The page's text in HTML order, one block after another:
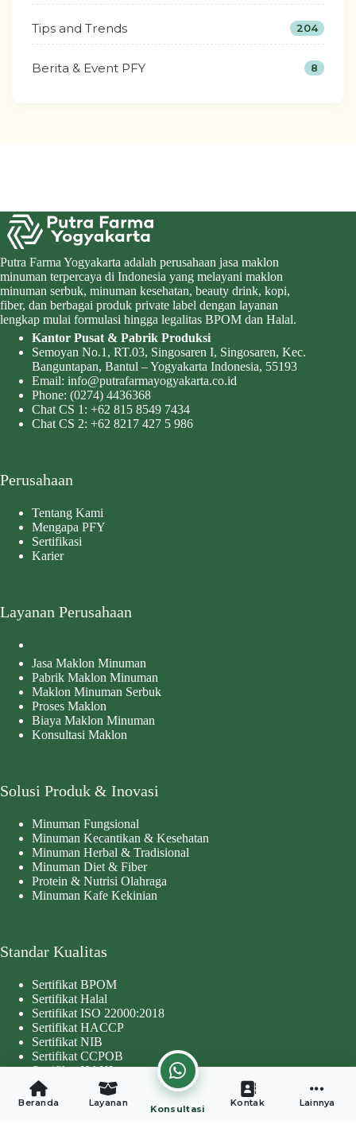
Tips and Trends 204
Berita & Event PFY 8
Putra Farma Yogyakarta adalah perusahaan jasa maklon
minuman terpercaya di Indonesia yang melayani maklon
minuman serbuk, minuman kesehatan, beauty drink, kopi,
fiber, dan berbagai produk private label dengan layanan
lengkap mulai formulasi hingga legalitas BPOM dan Halal.
Kantor Pusat & Pabrik Produksi
Semoyan No.1, RT.03, Singosaren I, Singosaren, Kec.
Banguntapan, Bantul – Yogyakarta Indonesia, 55193
Email: info@putrafarmayogyakarta.co.id
Phone: (0274) 4436368
Chat CS 1: +62 815 8549 7434
Chat CS 2: +62 8217 427 5 986
Perusahaan
Tentang Kami
Mengapa PFY
Sertifikasi
Karier
Layanan Perusahaan
Jasa Maklon Minuman
Pabrik Maklon Minuman
Maklon Minuman Serbuk
Proses Maklon
Biaya Maklon Minuman
Konsultasi Maklon
Solusi Produk & Inovasi
Minuman Fungsional
Minuman Kecantikan & Kesehatan
Minuman Herbal & Tradisional
Minuman Diet & Fiber
Protein & Nutrisi Olahraga
Minuman Kafe Kekinian
Standar Kualitas
Sertifikat BPOM
Sertifikat Halal
Sertifikat ISO 22000:2018
Sertifikat HACCP
Sertifikat NIB
Sertifikat CCPOB
Sertifikat HAKI
Copyright © 2026 - Developed by
Worthentik Digital
Beranda Layanan
Konsultasi
Kontak Lainnya